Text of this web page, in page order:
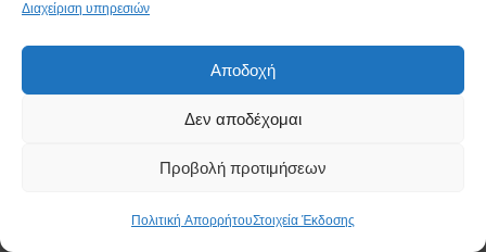
Διαχείριση υπηρεσιών
Αποδοχή
Δεν αποδέχομαι
Προβολή προτιμήσεων
Πολιτική ΑπορρήτουΣτοιχεία Έκδοσης